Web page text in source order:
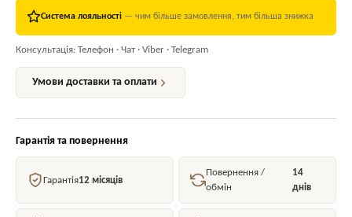
Система лояльності — чим більше замовлення, тим більша знижка
Консультація: Телефон · Чат · Viber · Telegram
Умови доставки та оплати
Гарантія та повернення
Гарантія12 місяців
Повернення /
обмін
14
днів